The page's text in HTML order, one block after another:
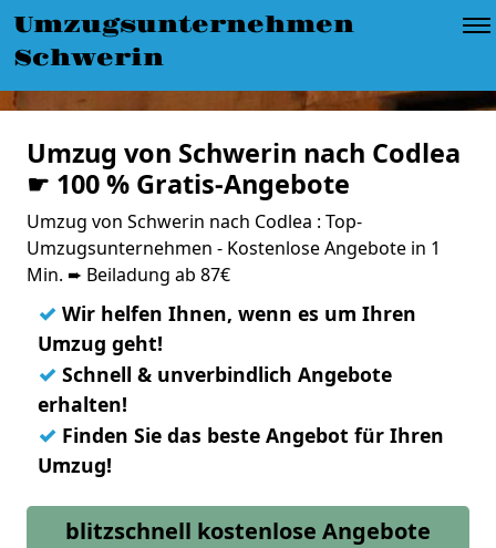
Umzugsunternehmen
Schwerin
Umzug von Schwerin nach Codlea
☛ 100 % Gratis-Angebote
Umzug von Schwerin nach Codlea : Top-
Umzugsunternehmen - Kostenlose Angebote in 1
Min. ➨ Beiladung ab 87€
✓ Wir helfen Ihnen, wenn es um Ihren
Umzug geht!
✓ Schnell & unverbindlich Angebote
erhalten!
✓ Finden Sie das beste Angebot für Ihren
Umzug!
blitzschnell kostenlose Angebote